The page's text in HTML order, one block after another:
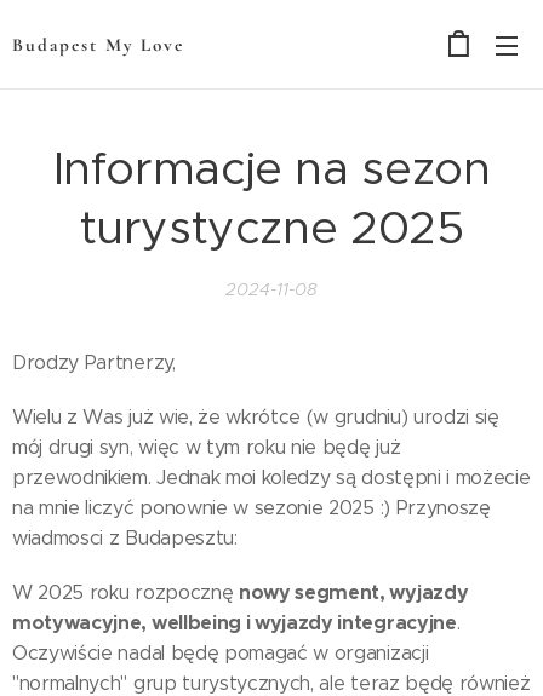
Budapest My Love
Informacje na sezon
turystyczne 2025
2024-11-08
Drodzy Partnerzy,
Wielu z Was już wie, że wkrótce (w grudniu) urodzi się
mój drugi syn, więc w tym roku nie będę już
przewodnikiem. Jednak moi koledzy są dostępni i możecie
na mnie liczyć ponownie w sezonie 2025 :) Przynoszę
wiadmosci z Budapesztu:
W 2025 roku rozpocznę nowy segment, wyjazdy
motywacyjne, wellbeing i wyjazdy integracyjne.
Oczywiście nadal będę pomagać w organizacji
"normalnych" grup turystycznych, ale teraz będę również